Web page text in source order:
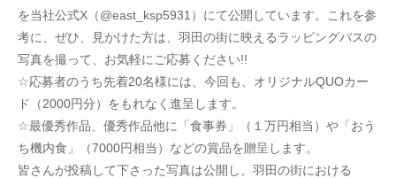
を当社公式X（@east_ksp5931）にて公開しています。これを参
考に、ぜひ、見かけた方は、羽田の街に映えるラッピングバスの
写真を撮って、お気軽にご応募ください!!
☆応募者のうち先着20名様には、今回も、オリジナルQUOカー
ド（2000円分）をもれなく進呈します。
☆最優秀作品、優秀作品他に「食事券」（１万円相当）や「おう
ち機内食」（7000円相当）などの賞品を贈呈します。
皆さんが投稿して下さった写真は公開し、羽田の街における